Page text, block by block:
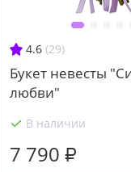
4.6 (29)
Букет невесты
любви"
В наличии
7 790 ₽